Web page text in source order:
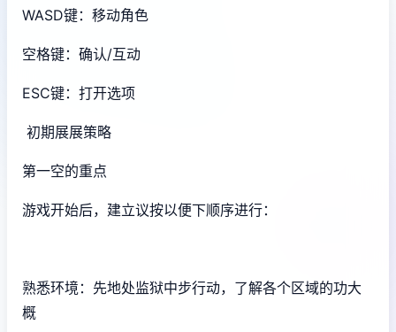
WASD键：移动角色
空格键：确认/互动
ESC键：打开选项
初期展展策略
第一空的重点
游戏开始后，建立议按以便下顺序进行：
熟悉环境：先地处监狱中步行动，了解各个区域的功大
概